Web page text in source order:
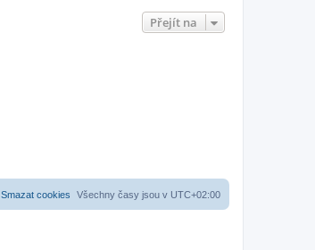
Přejít na
Všechny časy jsou v UTC+02:00
Smazat cookies